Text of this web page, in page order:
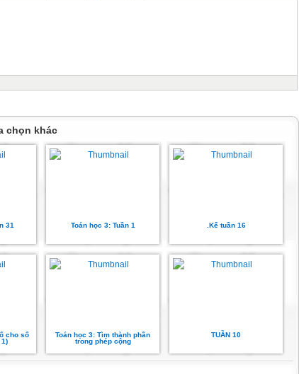
chọn khác
31 Toán học 3: Tuần 1 .Kế tuần 16
cho số
1)
Toán học 3: Tìm thành phần
trong phép cộng
TUẦN 10